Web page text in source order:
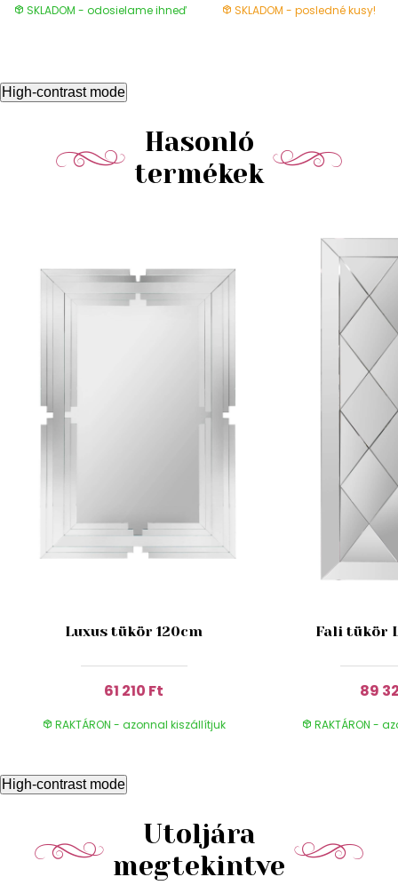
SKLADOM - odosielame ihneď SKLADOM - posledné kusy!
High-contrast mode
Hasonló
termékek
Luxus tükör 120cm
61 210 Ft
RAKTÁRON - azonnal kiszállítjuk
Fali tükör
89
RAKTÁRON -
High-contrast mode
Utoljára
megtekintve